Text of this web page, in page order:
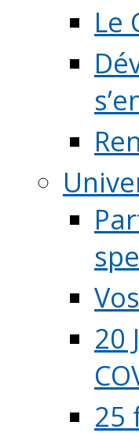
Le
20
25